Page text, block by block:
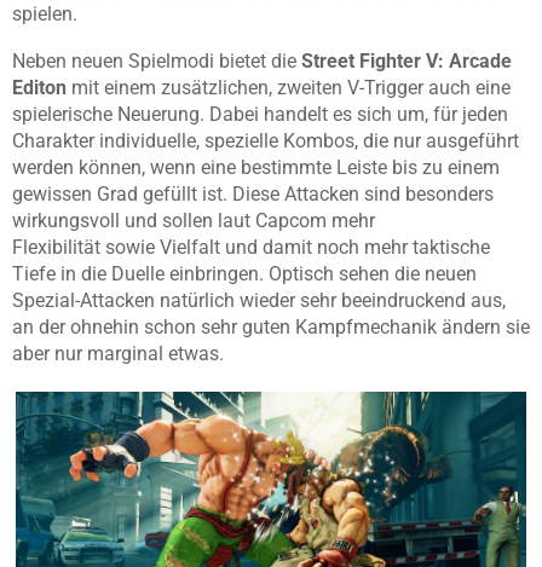
spielen.
Neben neuen Spielmodi bietet die Street Fighter V: Arcade
Editon mit einem zusätzlichen, zweiten V-Trigger auch eine
spielerische Neuerung. Dabei handelt es sich um, für jeden
Charakter individuelle, spezielle Kombos, die nur ausgeführt
werden können, wenn eine bestimmte Leiste bis zu einem
gewissen Grad gefüllt ist. Diese Attacken sind besonders
wirkungsvoll und sollen laut Capcom mehr
Flexibilität sowie Vielfalt und damit noch mehr taktische
Tiefe in die Duelle einbringen. Optisch sehen die neuen
Spezial-Attacken natürlich wieder sehr beeindruckend aus,
an der ohnehin schon sehr guten Kampfmechanik ändern sie
aber nur marginal etwas.